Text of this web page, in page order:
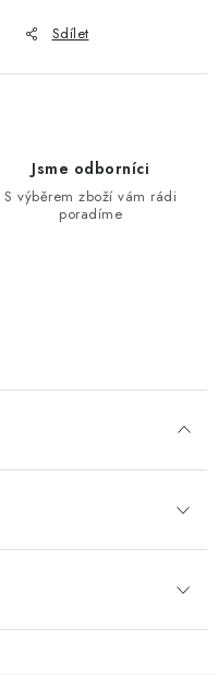
Sdílet
Jsme odborníci
S výběrem zboží vám rádi
poradíme